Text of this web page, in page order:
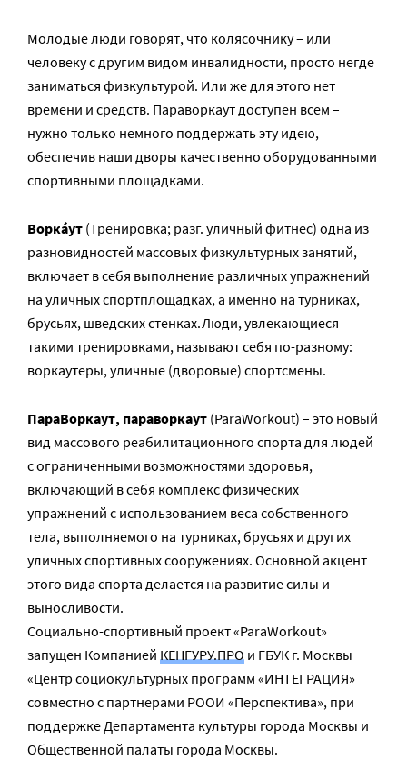
Молодые люди говорят, что колясочнику – или
человеку с другим видом инвалидности, просто негде
заниматься физкультурой. Или же для этого нет
времени и средств. Параворкаут доступен всем –
нужно только немного поддержать эту идею,
обеспечив наши дворы качественно оборудованными
спортивными площадками.
Ворка́ут (Тренировка; разг. уличный фитнес) одна из
разновидностей массовых физкультурных занятий,
включает в себя выполнение различных упражнений
на уличных спортплощадках, а именно на турниках,
брусьях, шведских стенках.Люди, увлекающиеся
такими тренировками, называют себя по-разному:
воркаутеры, уличные (дворовые) спортсмены.
ПараВоркаут, параворкаут (ParaWorkout) – это новый
вид массового реабилитационного спорта для людей
с ограниченными возможностями здоровья,
включающий в себя комплекс физических
упражнений с использованием веса собственного
тела, выполняемого на турниках, брусьях и других
уличных спортивных сооружениях. Основной акцент
этого вида спорта делается на развитие силы и
выносливости.
Социально-спортивный проект «ParaWorkout»
запущен Компанией КЕНГУРУ.ПРО и ГБУК г. Москвы
«Центр социокультурных программ «ИНТЕГРАЦИЯ»
совместно с партнерами РООИ «Перспектива», при
поддержке Департамента культуры города Москвы и
Общественной палаты города Москвы.